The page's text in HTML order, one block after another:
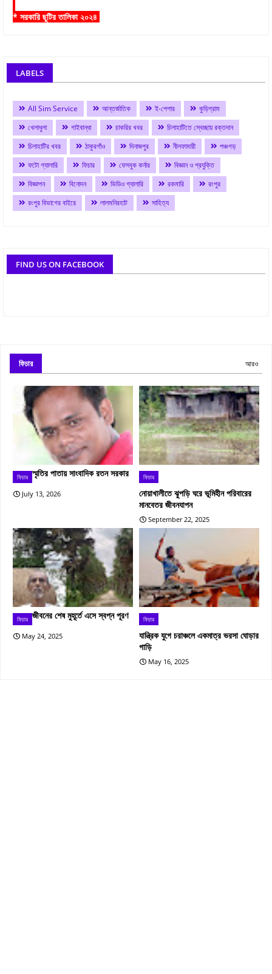
* সরকারি ছুটির তালিকা ২০২৪
LABELS
All Sim Service আন্তর্জাতিক ই-পেপার
কুড়িগ্রাম
খেলাধুলা
গাইবান্ধা চাকরির খবর
চিলাহাটিতে স্বেচ্ছায় রক্তদান
চিলাহাটির খবর
ঠাকুরগাঁও দিনাজপুর নীলফামারী
পঞ্চগড়
ফটো গ্যালারি
ফিচার ফেসবুক কর্নার
বিজ্ঞান ও প্রযুক্তি
বিজ্ঞাপন
বিনোদন ভিডিও গ্যালারি রকমারি
রংপুর
রংপুর বিভাগের বাইরে
লালমনিরহাট সাহিত্য
FIND US ON FACEBOOK
ফিচার আরও
ফিচার স্মৃতির পাতায় সাংবাদিক রতন সরকার
July 13, 2026
ফিচার
নোয়াখালীতে ঝুপড়ি ঘরে ভূমিহীন পরিবারের
মানবেতর জীবনযাপন
September 22, 2025
ফিচার জীবনের শেষ মুহূর্তে এসে স্বপ্ন পূরণ
May 24, 2025
ফিচার
যান্ত্রিক যুগে চরাঞ্চলে একমাত্র ভরসা ঘোড়ার
গাড়ি
May 16, 2025